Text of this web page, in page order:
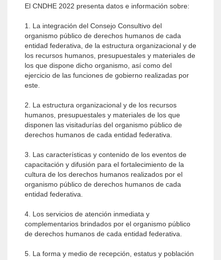
El CNDHE 2022 presenta datos e información sobre:
1. La integración del Consejo Consultivo del
organismo público de derechos humanos de cada
entidad federativa, de la estructura organizacional y de
los recursos humanos, presupuestales y materiales de
los que dispone dicho organismo, así como del
ejercicio de las funciones de gobierno realizadas por
este.
2. La estructura organizacional y de los recursos
humanos, presupuestales y materiales de los que
disponen las visitadurías del organismo público de
derechos humanos de cada entidad federativa.
3. Las características y contenido de los eventos de
capacitación y difusión para el fortalecimiento de la
cultura de los derechos humanos realizados por el
organismo público de derechos humanos de cada
entidad federativa.
4. Los servicios de atención inmediata y
complementarios brindados por el organismo público
de derechos humanos de cada entidad federativa.
5. La forma y medio de recepción, estatus y población